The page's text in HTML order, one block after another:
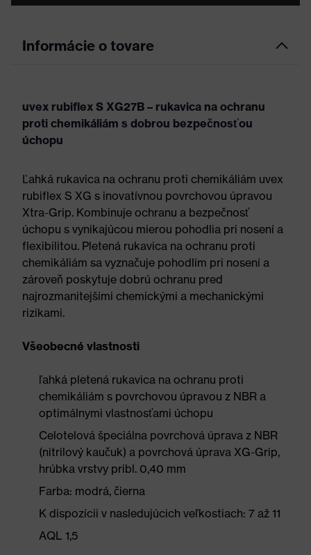
Informácie o tovare
uvex rubiflex S XG27B – rukavica na ochranu
proti chemikáliám s dobrou bezpečnosťou
úchopu
Ľahká rukavica na ochranu proti chemikáliám uvex
rubiflex S XG s inovatívnou povrchovou úpravou
Xtra-Grip. Kombinuje ochranu a bezpečnosť
úchopu s vynikajúcou mierou pohodlia pri nosení a
flexibilitou. Pletená rukavica na ochranu proti
chemikáliám sa vyznačuje pohodlím pri nosení a
zároveň poskytuje dobrú ochranu pred
najrozmanitejšími chemickými a mechanickými
rizikami.
Všeobecné vlastnosti
ľahká pletená rukavica na ochranu proti
chemikáliám s povrchovou úpravou z NBR a
optimálnymi vlastnosťami úchopu
Celotelová špeciálna povrchová úprava z NBR
(nitrilový kaučuk) a povrchová úprava XG-Grip,
hrúbka vrstvy pribl. 0,40 mm
Farba: modrá, čierna
K dispozícii v nasledujúcich veľkostiach: 7 až 11
AQL 1,5